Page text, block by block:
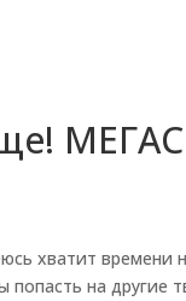
хватит времени
на другие